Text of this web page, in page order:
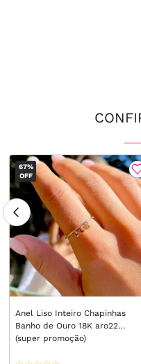
67%
OFF
Anel Liso Inteiro Chapinhas
Banho de Ouro 18K aro22
(super promoção)